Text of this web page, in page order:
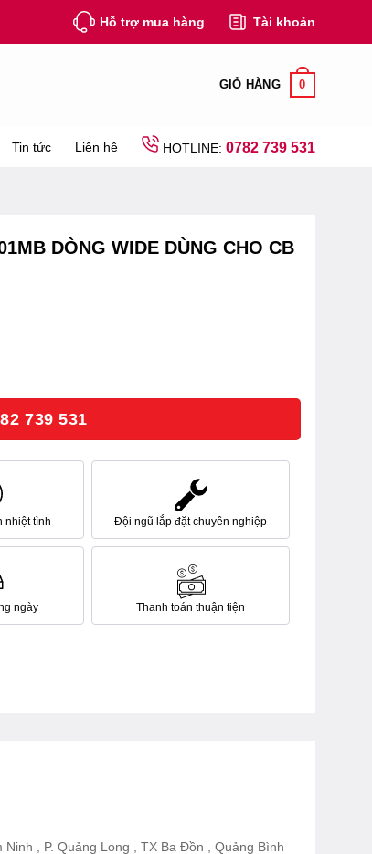
Hỗ trợ mua hàng Tài khoản
GIỎ HÀNG 0
Tin tức Liên hệ HOTLINE: 0782 739 531
DÒNG WIDE DÙNG CHO CB
739 531
nhiệt tình Đội ngũ lắp đặt chuyên nghiệp
ngày Thanh toán thuận tiện
Ninh , P. Quảng Long , TX Ba Đồn , Quảng Bình